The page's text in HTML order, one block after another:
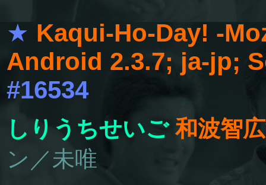
★ Kaqui-Ho-Day! -
Android 2.3.7; ja-jp;
#16534
しりうちせいご 和波智
ン／未唯